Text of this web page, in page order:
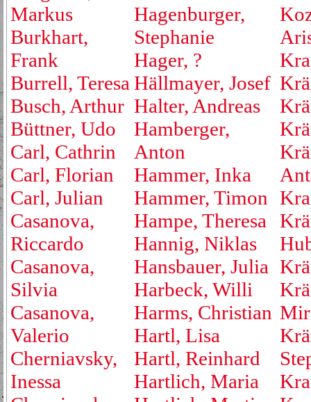
Markus
Burkhart,
Frank
Burrell, Teresa
Busch, Arthur
Büttner, Udo
Carl, Cathrin
Carl, Florian
Carl, Julian
Casanova,
Riccardo
Casanova,
Silvia
Casanova,
Valerio
Cherniavsky,
Inessa
Hagenburger,
Stephanie
Hager, ?
Hällmayer, Josef
Halter, Andreas
Hamberger,
Anton
Hammer, Inka
Hammer, Timon
Hampe, Theresa
Hannig, Niklas
Hansbauer, Julia
Harbeck, Willi
Harms, Christian
Hartl, Lisa
Hartl, Reinhard
Hartlich, Maria